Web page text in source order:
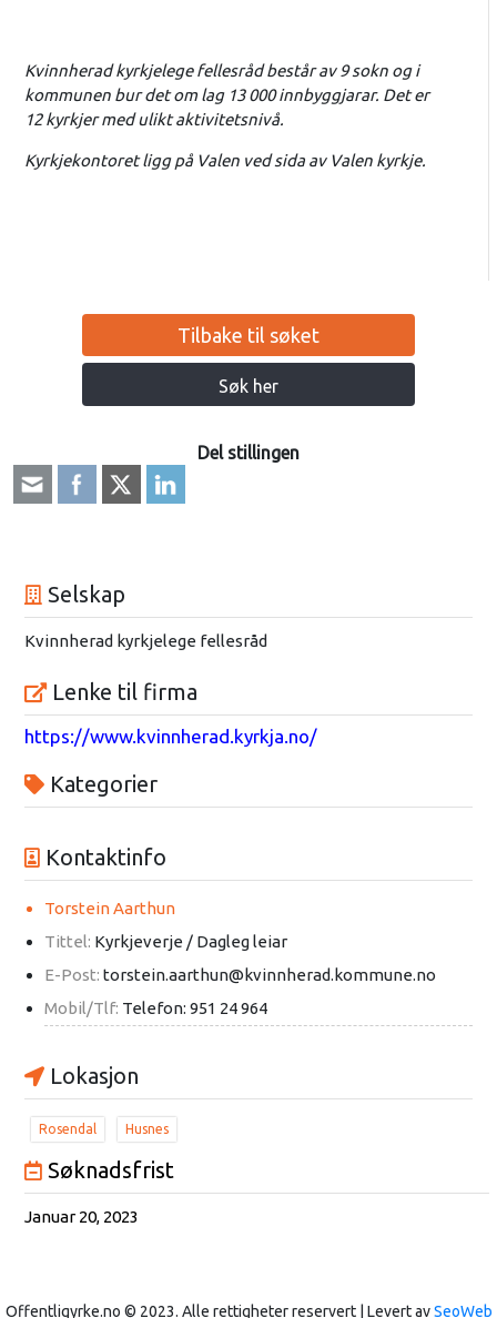
Kvinnherad kyrkjelege fellesråd består av 9 sokn og i
kommunen bur det om lag 13 000 innbyggjarar. Det er
12 kyrkjer med ulikt aktivitetsnivå.
Kyrkjekontoret ligg på Valen ved sida av Valen kyrkje.
Tilbake til søket
Søk her
Del stillingen
Selskap
Kvinnherad kyrkjelege fellesråd
Lenke til firma
https://www.kvinnherad.kyrkja.no/
Kategorier
Kontaktinfo
Torstein Aarthun
Tittel: Kyrkjeverje / Dagleg leiar
E-Post: torstein.aarthun@kvinnherad.kommune.no
Mobil/Tlf: Telefon: 951 24 964
Lokasjon
Rosendal Husnes
Søknadsfrist
Januar 20, 2023
Offentligyrke.no © 2023. Alle rettigheter reservert | Levert avSeoWeb